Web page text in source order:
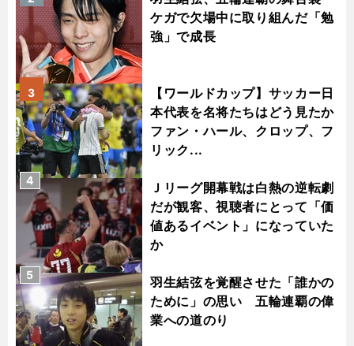
ケガで欠場中に取り組んだ「勉
強」で成長
【ワールドカップ】サッカー日
本代表を名将たちはどう見たか
ファン・ハール、クロップ、フ
リック...
3
Ｊリーグ開幕戦は白熱の逆転劇
だが観客、視聴者にとって「価
値あるイベント」になっていた
か
4
羽生結弦を覚醒させた「誰かの
ために」の思い 五輪連覇の偉
業への道のり
5